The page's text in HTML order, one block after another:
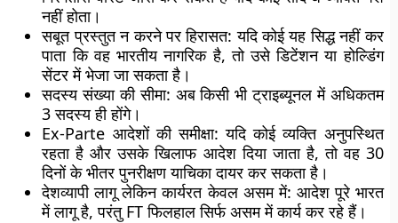
नहीं होता।
सबूत प्रस्तुत न करने पर हिरासत: यदि कोई यह सिद्ध नहीं कर
पाता कि वह भारतीय नागरिक है, तो उसे डिटेंशन या होल्डिंग
सेंटर में भेजा जा सकता है।
सदस्य संख्या की सीमा: अब किसी भी ट्राइब्यूनल में अधिकतम
3 सदस्य ही होंगे।
Ex-Parte आदेशों की समीक्षा: यदि कोई व्यक्ति अनुपस्थित
रहता है और उसके खिलाफ आदेश दिया जाता है, तो वह 30
दिनों के भीतर पुनरीक्षण याचिका दायर कर सकता है।
देशव्यापी लागू लेकिन कार्यरत केवल असम में: आदेश पूरे भारत
में लागू है, परंतु FT फिलहाल सिर्फ असम में कार्य कर रहे हैं।